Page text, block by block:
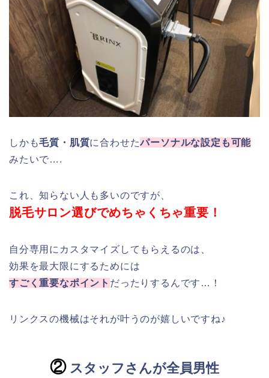
しかも毛質・肌質に合わせたパーソナルな設定も可能
みたいで….
これ、知らない人も多いのですが、
脱毛サロン選びでめちゃくちゃ重要！
自分専用にカスタマイズしてもらえるのは、
効果を最大限にするためには
すごく重要なポイント だったりするんです…！
リンクスの機械はそれが叶うのが嬉しいですね♪
②スタッフさんが全員男性